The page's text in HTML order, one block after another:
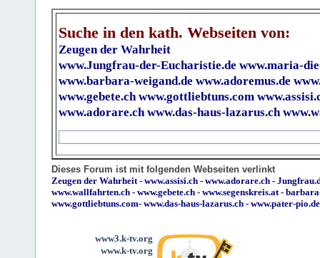
Suche in den kath. Webseiten von:
Zeugen der Wahrheit
www.Jungfrau-der-Eucharistie.de www.maria-
www.barbara-weigand.de www.adoremus.de
www.gebete.ch www.gottliebtuns.com
www.adorare.ch www.das-haus-lazarus.ch
Dieses Forum ist mit folgenden Webseiten verlinkt
Zeugen der Wahrheit - www.assisi.ch - www.adorare.ch -
www.wallfahrten.ch - www.gebete.ch - www.segenskreis.at -
www.gottliebtuns.com- www.das-haus-lazarus.ch - www.pater-pio.de
www3.k-tv.org
www.k-tv.org